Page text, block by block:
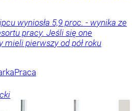
wyniosła 5,9 proc. - wynika ze
pracy. Jeśli się one
mieli pierwszy od pół roku
Praca